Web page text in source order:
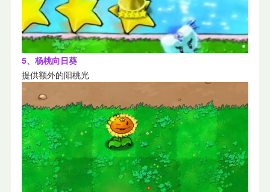
5、杨桃向日葵
提供额外的阳桃光